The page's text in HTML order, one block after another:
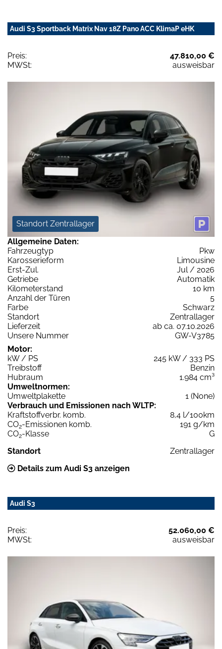
Audi S3 Sportback Matrix Nav 18Z Pano ACC KlimaP eHK
Preis:
47.810,00 €
MWSt:
ausweisbar
Standort Zentrallager
Allgemeine Daten:
Fahrzeugtyp
Pkw
Karosserieform
Limousine
Erst-Zul.
Jul / 2026
Getriebe
Automatik
Kilometerstand
10 km
Anzahl der Türen
5
Farbe
Schwarz
Standort
Zentrallager
Lieferzeit
ab ca. 07.10.2026
Unsere Nummer
GW-V3785
Motor:
kW / PS
245 kW / 333 PS
Treibstoff
Benzin
Hubraum
1.984 cm³
Umweltnormen:
Umweltplakette
1 (None)
Verbrauch und Emissionen nach WLTP:
Kraftstoffverbr. komb.
8,4 l/100km
CO2-Emissionen komb.
191 g/km
CO2-Klasse
G
Standort
Zentrallager
Details zum Audi S3 anzeigen
Audi S3
Preis:
52.060,00 €
MWSt:
ausweisbar